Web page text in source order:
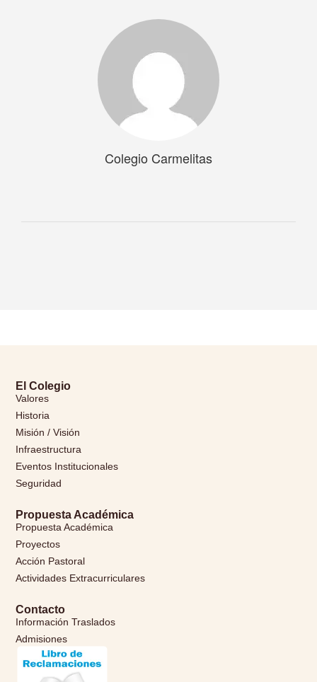
Colegio Carmelitas
El Colegio
Valores
Historia
Misión / Visión
Infraestructura
Eventos Institucionales
Seguridad
Propuesta Académica
Propuesta Académica
Proyectos
Acción Pastoral
Actividades Extracurriculares
Contacto
Información Traslados
Admisiones